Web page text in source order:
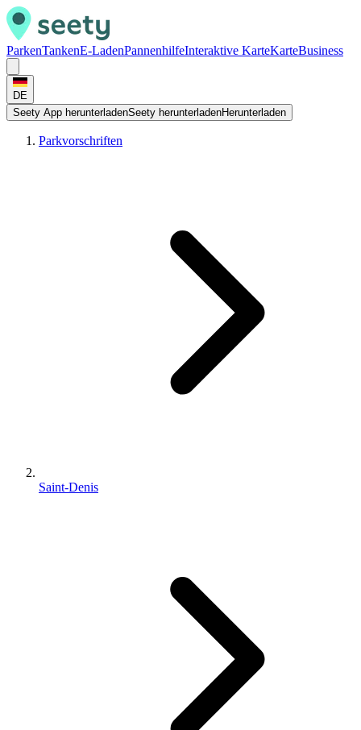
ParkenTankenE-LadenPannenhilfeInteraktive KarteKarteBusiness
DE
Seety App herunterladenSeety herunterladenHerunterladen
Parkvorschriften
Saint-Denis